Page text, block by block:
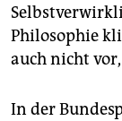
Philosophie
auch nicht
In der